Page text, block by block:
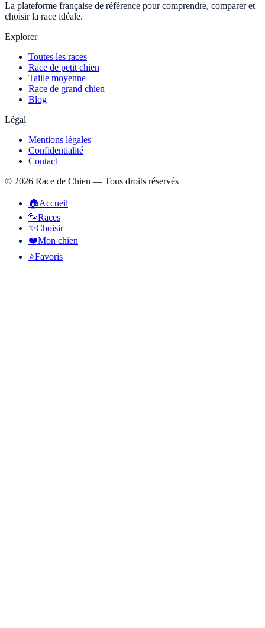
La plateforme française de référence pour comprendre, comparer et
choisir la race idéale.
Explorer
Toutes les races
Race de petit chien
Taille moyenne
Race de grand chien
Blog
Légal
Mentions légales
Confidentialité
Contact
© 2026 Race de Chien — Tous droits réservés
🏠Accueil
🐾Races
✨Choisir
❤️Mon chien
⭐Favoris